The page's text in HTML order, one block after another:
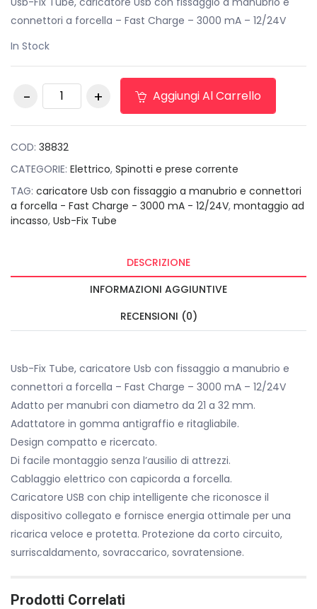
originale
era:
€25,00.
attuale
è:
connettori a forcella – Fast Charge – 3000 mA – 12/24V
In Stock
Usb-Fix Tube,
caricatore Usb con
connettori a forcella
- Fast Charge -
3000 mA - 12/24V
quantità
Aggiungi Al Carrello
COD: 38832
CATEGORIE: Elettrico, Spinotti e prese corrente
TAG: caricatore Usb con fissaggio a manubrio e connettori
a forcella - Fast Charge - 3000 mA - 12/24V, montaggio ad
incasso, Usb-Fix Tube
DESCRIZIONE
INFORMAZIONI AGGIUNTIVE
RECENSIONI (0)
Usb-Fix Tube, caricatore Usb con fissaggio a manubrio e
connettori a forcella – Fast Charge – 3000 mA – 12/24V
Adatto per manubri con diametro da 21 a 32 mm.
Adattatore in gomma antigraffio e ritagliabile.
Design compatto e ricercato.
Di facile montaggio senza l’ausilio di attrezzi.
Cablaggio elettrico con capicorda a forcella.
Caricatore USB con chip intelligente che riconosce il
dispositivo collegato e fornisce energia ottimale per una
ricarica veloce e protetta. Protezione da corto circuito,
surriscaldamento, sovraccarico, sovratensione.
Prodotti Correlati